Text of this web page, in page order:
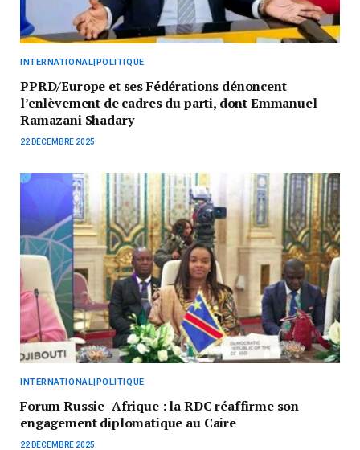
INTERNATIONAL|POLITIQUE
PPRD/Europe et ses Fédérations dénoncent
l’enlèvement de cadres du parti, dont Emmanuel
Ramazani Shadary
22 DÉCEMBRE 2025
INTERNATIONAL|POLITIQUE
Forum Russie–Afrique : la RDC réaffirme son
engagement diplomatique au Caire
22 DÉCEMBRE 2025